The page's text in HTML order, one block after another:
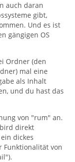
auch daran
gibt,
Und es ist
gängigen OS
Ordner (den
mal eine
als Inhalt
und du hast das
von "rum" an.
direkt
dickes
Funktionalität von